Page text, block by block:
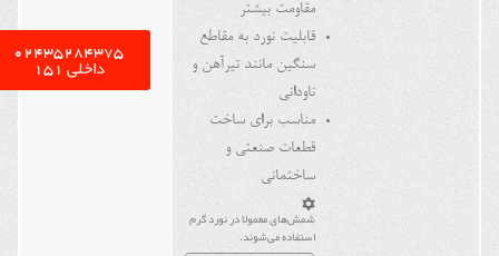
مقاومت بیشتر
قابلیت نورد به مقاطع
سنگین مانند تیرآهن و
ناودانی
مناسب برای ساخت
قطعات صنعتی و
ساختمانی
شمش‌های معمولا در نورد گرم
استفاده می‌شوند.
02435284375
داخلی 151